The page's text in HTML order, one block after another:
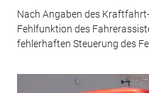
Nach Angaben des
Fehlfunktion des
fehlerhaften Steuerung des